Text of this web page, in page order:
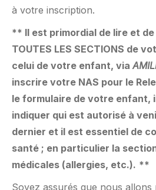
à votre inscription.
** Il est primordial de lire et
TOUTES LES SECTIONS de
celui de votre enfant, via
inscrire votre NAS pour le
le formulaire de votre enfant,
indiquer qui est autorisé à
dernier et il est essentiel de
santé ; en particulier la
médicales (allergies, etc.). **
Soyez assurés que nous allons